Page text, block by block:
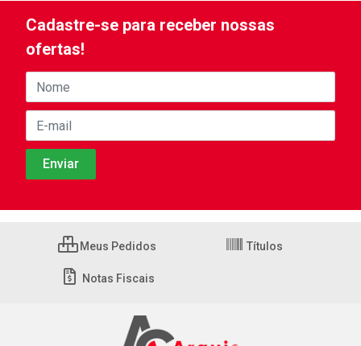
Cadastre-se para receber nossas
ofertas!
Meus Pedidos Títulos
Notas Fiscais